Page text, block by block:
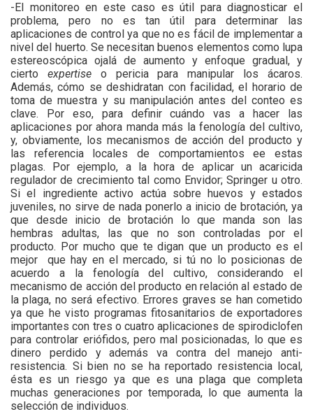
-El monitoreo en este caso es útil para diagnosticar el
problema, pero no es tan útil para determinar las
aplicaciones de control ya que no es fácil de implementar a
nivel del huerto. Se necesitan buenos elementos como lupa
estereoscópica ojalá de aumento y enfoque gradual, y
cierto expertiseo pericia para manipular los ácaros.
Además, cómo se deshidratan con facilidad, el horario de
toma de muestra y su manipulación antes del conteo es
clave. Por eso, para definir cuándo vas a hacer las
aplicaciones por ahora manda más la fenología del cultivo,
y, obviamente, los mecanismos de acción del producto y
las referencia locales de comportamientos ee estas
plagas. Por ejemplo, a la hora de aplicar un acaricida
regulador de crecimiento tal como Envidor; Springer u otro.
Si el ingrediente activo actúa sobre huevos y estados
juveniles, no sirve de nada ponerlo a inicio de brotación, ya
que desde inicio de brotación lo que manda son las
hembras adultas, las que no son controladas por el
producto. Por mucho que te digan que un producto es el
mejor
que hay en el mercado, si tú no lo posicionas de
acuerdo a la fenología del cultivo, considerando el
mecanismo de acción del producto en relación al estado de
la plaga, no será efectivo. Errores graves se han cometido
ya que he visto programas fitosanitarios de exportadores
importantes con tres o cuatro aplicaciones de spirodiclofen
para controlar eriófidos, pero mal posicionadas, lo que es
dinero perdido y además va contra del manejo anti-
resistencia. Si bien no se ha reportado resistencia local,
ésta es un riesgo ya que es una plaga que completa
muchas generaciones por temporada, lo que aumenta la
selección de individuos.